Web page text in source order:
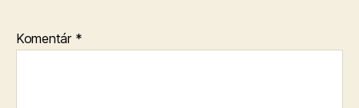
Komentár *